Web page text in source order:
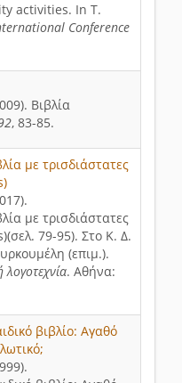
activities. In T.
Conference
Βιβλία
, 83-85.
με τρισδιάστατες
με τρισδιάστατες
79-95). Στο Κ. Δ.
(επιμ.).
λογοτεχνία. Αθήνα:
βιβλίο: Αγαθό